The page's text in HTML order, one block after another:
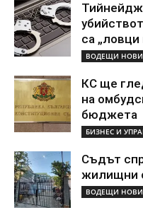
са
ВОДЕЩИ
КС ще
на
бюджета
БИЗНЕС И
Съдът
жилищни
ВОДЕЩИ